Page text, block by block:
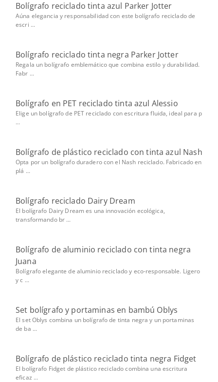
Bolígrafo reciclado tinta azul Parker Jotter
Aúna elegancia y responsabilidad con este bolígrafo reciclado de
escri ...
Bolígrafo reciclado tinta negra Parker Jotter
Regala un bolígrafo emblemático que combina estilo y durabilidad.
Fabr ...
Bolígrafo en PET reciclado tinta azul Alessio
Elige un bolígrafo de PET reciclado con escritura fluida, ideal para p
...
Bolígrafo de plástico reciclado con tinta azul Nash
Opta por un bolígrafo duradero con el Nash reciclado. Fabricado en
plá ...
Bolígrafo reciclado Dairy Dream
El bolígrafo Dairy Dream es una innovación ecológica,
transformando br ...
Bolígrafo de aluminio reciclado con tinta negra
Juana
Bolígrafo elegante de aluminio reciclado y eco-responsable. Ligero
y c ...
Set bolígrafo y portaminas en bambú Oblys
El set Oblys combina un bolígrafo de tinta negra y un portaminas
de ba ...
Bolígrafo de plástico reciclado tinta negra Fidget
El bolígrafo Fidget de plástico reciclado combina una escritura
eficaz ...